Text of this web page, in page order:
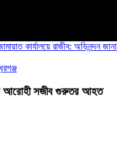
কার্যালয়ে রাজীব: অভিনন্দন জানালো
আরোহী সজীব গুরুতর আহত